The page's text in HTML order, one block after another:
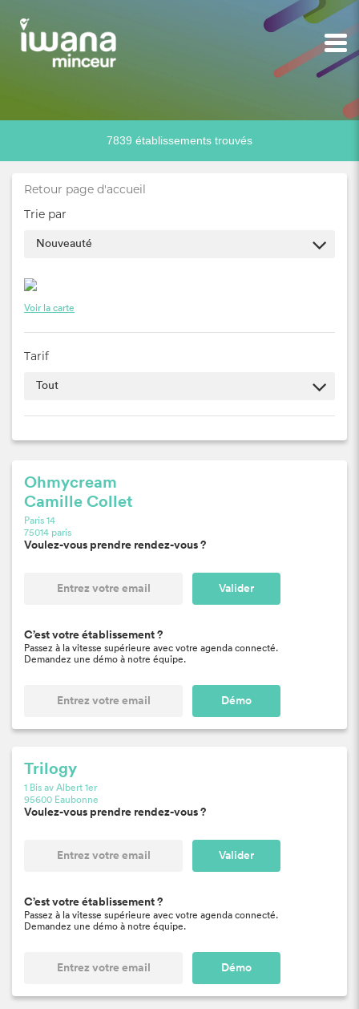
7839 établissements trouvés
Retour page d'accueil
Trie par
Voir la carte
Tarif
Ohmycream
Camille Collet
Paris 14
75014 paris
Voulez-vous prendre rendez-vous ?
Valider
C’est votre établissement ?
Passez à la vitesse supérieure avec votre agenda connecté.
Demandez une démo à notre équipe.
Démo
Trilogy
1 Bis av Albert 1er
95600 Eaubonne
Voulez-vous prendre rendez-vous ?
Valider
C’est votre établissement ?
Passez à la vitesse supérieure avec votre agenda connecté.
Demandez une démo à notre équipe.
Démo